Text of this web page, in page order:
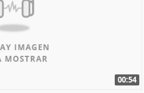
00:54